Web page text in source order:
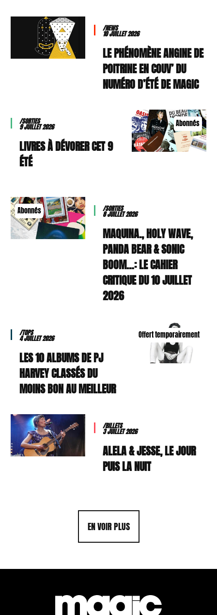
/NEWS
10 JUILLET 2026
LE PHÉNOMÈNE ANGINE DE
POITRINE EN COUV’ DU
NUMÉRO D’ÉTÉ DE MAGIC
Abonnés
/SORTIES
9 JUILLET 2026
9 LIVRES À DÉVORER CET
ÉTÉ
Abonnés /SORTIES
8 JUILLET 2026
MAQUINA., HOLY WAVE,
PANDA BEAR & SONIC
BOOM…: LE CAHIER
CRITIQUE DU 10 JUILLET
2026
Offert temporairement
/TOPS
4 JUILLET 2026
LES 10 ALBUMS DE PJ
HARVEY CLASSÉS DU
MOINS BON AU MEILLEUR
/BILLETS
3 JUILLET 2026
ALELA & JESSE, LE JOUR
PUIS LA NUIT
EN VOIR PLUS